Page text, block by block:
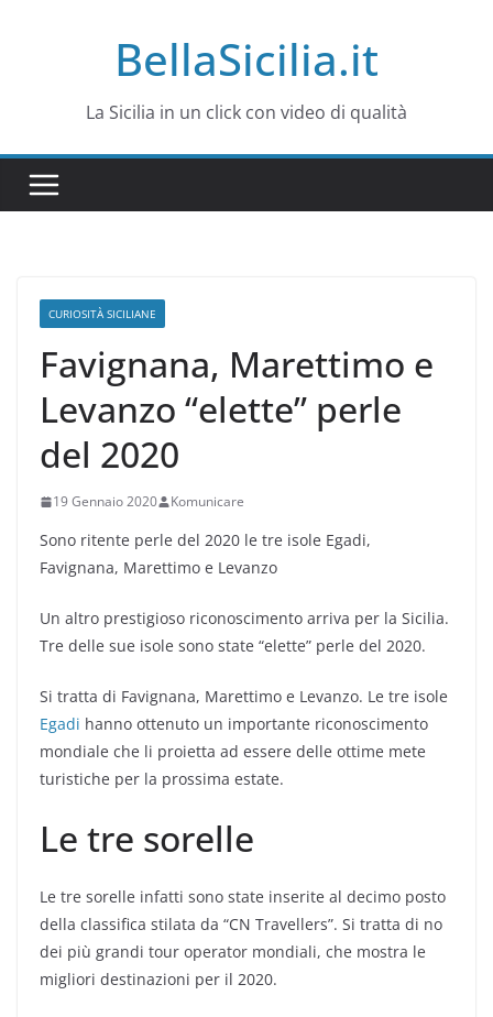
BellaSicilia.it
La Sicilia in un click con video di qualità
CURIOSITÀ SICILIANE
Favignana, Marettimo e
Levanzo “elette” perle
del 2020
19 Gennaio 2020 Komunicare
Sono ritente perle del 2020 le tre isole Egadi,
Favignana, Marettimo e Levanzo
Un altro prestigioso riconoscimento arriva per la Sicilia.
Tre delle sue isole sono state “elette” perle del 2020.
Si tratta di Favignana, Marettimo e Levanzo. Le tre isole
Egadi hanno ottenuto un importante riconoscimento
mondiale che li proietta ad essere delle ottime mete
turistiche per la prossima estate.
Le tre sorelle
Le tre sorelle infatti sono state inserite al decimo posto
della classifica stilata da “CN Travellers”. Si tratta di no
dei più grandi tour operator mondiali, che mostra le
migliori destinazioni per il 2020.